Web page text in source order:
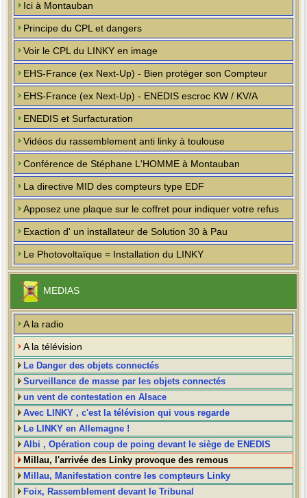
Ici à Montauban
Principe du CPL et dangers
Voir le CPL du LINKY en image
EHS-France (ex Next-Up) - Bien protéger son Compteur
EHS-France (ex Next-Up) - ENEDIS escroc KW / KV/A
ENEDIS et Surfacturation
Vidéos du rassemblement anti linky à toulouse
Conférence de Stéphane L'HOMME à Montauban
La directive MID des compteurs type EDF
Apposez une plaque sur le coffret pour indiquer votre refus
Exaction d' un installateur de Solution 30 à Pau
Le Photovoltaïque = Installation du LINKY
MEDIAS
A la radio
A la télévision
Le Danger des objets connectés
Surveillance de masse par les objets connectés
un vent de contestation en Alsace
Avec LINKY , c'est la télévision qui vous regarde
Le LINKY en Allemagne !
Albi , Opération coup de poing devant le siège de ENEDIS
Millau, l'arrivée des Linky provoque des remous
Millau, Manifestation contre les compteurs Linky
Foix, Rassemblement devant le Tribunal